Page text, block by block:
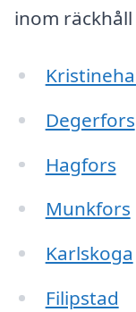
inom
Degerfors
Hagfors
Munkfors
Karlskoga
Filipstad